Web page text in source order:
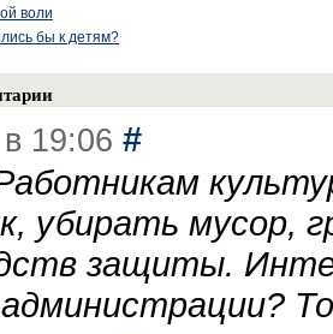
воли
бы к детям?
19:06 #
убирать мусор,
защиты.